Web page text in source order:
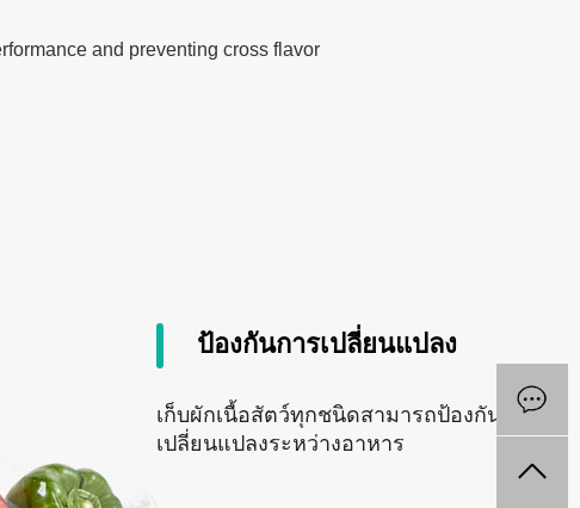
and preventing cross flavor
ป้องกันการเปลี่ยนแปลง
เก็บผักเนื้อสัตว์ทุกชนิดสามารถป้องกันการ
เปลี่ยนแปลงระหว่างอาหาร